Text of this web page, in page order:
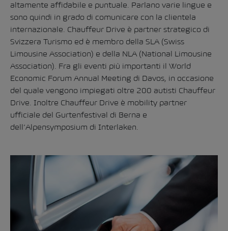
altamente affidabile e puntuale. Parlano varie lingue e
sono quindi in grado di comunicare con la clientela
internazionale. Chauffeur Drive è partner strategico di
Svizzera Turismo ed è membro della SLA (Swiss
Limousine Association) e della NLA (National Limousine
Association). Fra gli eventi più importanti il World
Economic Forum Annual Meeting di Davos, in occasione
del quale vengono impiegati oltre 200 autisti Chauffeur
Drive. Inoltre Chauffeur Drive è mobility partner
ufficiale del Gurtenfestival di Berna e
dell’Alpensymposium di Interlaken.